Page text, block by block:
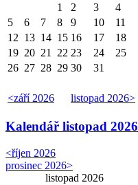
<září 2026 listopad 2026>
1 2 3
4
5
6 7 8 9 10
11
12 13 14 15 16 17
18
19 20 21 22 23 24
25
26 27 28 29 30 31
Kalendář listopad 2026
<říjen 2026
prosinec 2026>
listopad 2026